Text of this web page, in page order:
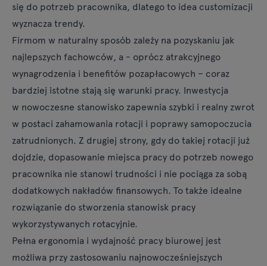
się do potrzeb pracownika, dlatego to idea customizacji
wyznacza trendy.
Firmom w naturalny sposób zależy na pozyskaniu jak
najlepszych fachowców, a - oprócz atrakcyjnego
wynagrodzenia i benefitów pozapłacowych – coraz
bardziej istotne stają się warunki pracy. Inwestycja
w nowoczesne stanowisko zapewnia szybki i realny zwrot
w postaci zahamowania rotacji i poprawy samopoczucia
zatrudnionych. Z drugiej strony, gdy do takiej rotacji już
dojdzie, dopasowanie miejsca pracy do potrzeb nowego
pracownika nie stanowi trudności i nie pociąga za sobą
dodatkowych nakładów finansowych. To także idealne
rozwiązanie do stworzenia stanowisk pracy
wykorzystywanych rotacyjnie.
Pełna ergonomia i wydajność pracy biurowej jest
możliwa przy zastosowaniu najnowocześniejszych